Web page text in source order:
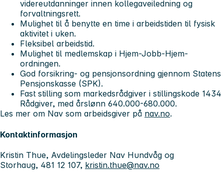
videreutdanninger innen kollegaveiledning og
forvaltningsrett.
Mulighet til å benytte en time i arbeidstiden til fysisk
aktivitet i uken.
Fleksibel arbeidstid.
Mulighet til medlemskap i Hjem-Jobb-Hjem-
ordningen.
God forsikring- og pensjonsordning gjennom Statens
Pensjonskasse (SPK).
Fast stilling som markedsrådgiver i stillingskode 1434
Rådgiver, med årslønn 640.000-680.000.
Les mer om Nav som arbeidsgiver på nav.no.
Kontaktinformasjon
Kristin Thue, Avdelingsleder Nav Hundvåg og
Storhaug, 481 12 107, kristin.thue@nav.no